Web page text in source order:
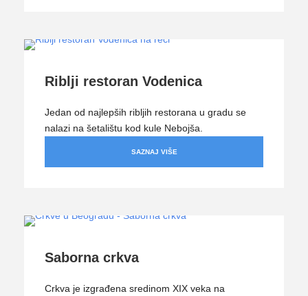
Riblji restoran Vodenica
Jedan od najlepših ribljih restorana u gradu se
nalazi na šetalištu kod kule Nebojša.
SAZNAJ VIŠE
Saborna crkva
Crkva je izgrađena sredinom XIX veka na